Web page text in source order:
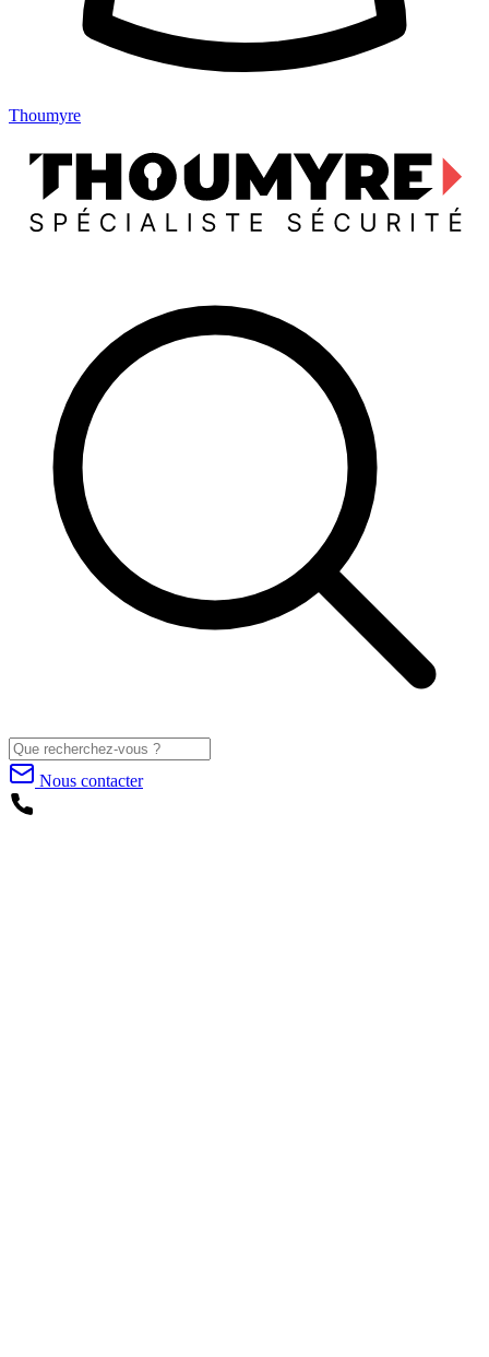
Thoumyre
Nous contacter